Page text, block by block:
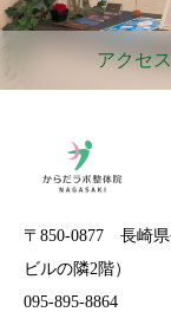
アクセ
〒850-0877 長崎県
ビルの隣2階）
095-895-8864